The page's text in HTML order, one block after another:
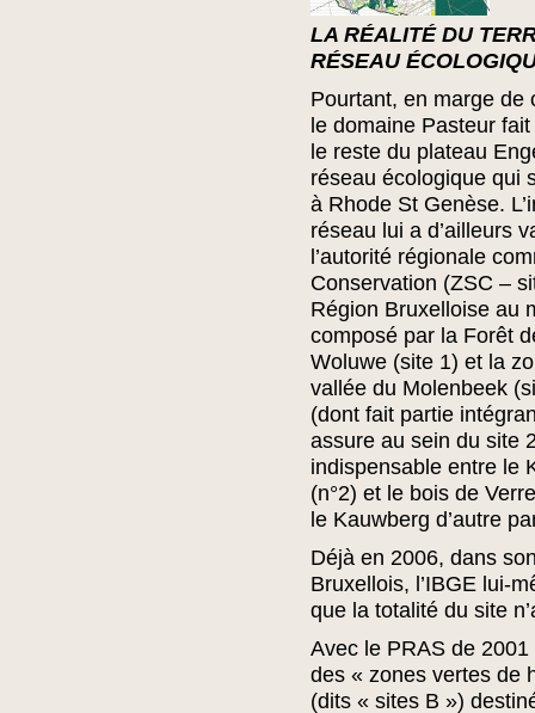
LA RÉALITÉ DU
RÉSEAU
Pourtant, en marge de
le domaine Pasteur
le reste du plateau
réseau écologique qui
à Rhode St Genèse.
réseau lui a d’ailleurs
l’autorité régionale
Conservation (ZSC –
Région Bruxelloise au
composé par la Forêt
Woluwe (site 1) et la
vallée du Molenbeek
(dont fait partie
assure au sein du site
indispensable entre le
(n°2) et le bois de
le Kauwberg d’autre
Déjà en 2006, dans
Bruxellois, l’IBGE lui-
que la totalité du site
Avec le PRAS de 2001
des « zones vertes de
(dits « sites B »)